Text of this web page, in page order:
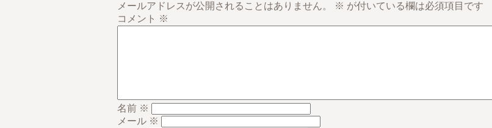
メールアドレスが公開されることはありません。 ※ が付いている欄は必須項目です
コメント ※
名前 ※
メール ※